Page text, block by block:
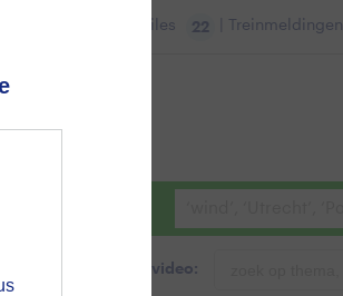
Files 22 | Treinmeldingen
Zoeken in foto & video: